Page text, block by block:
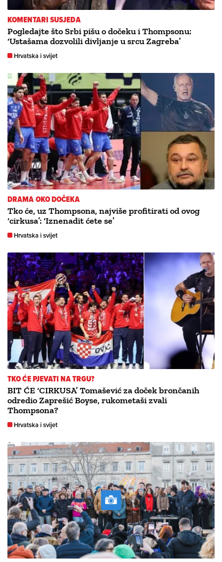
KOMENTARI SUSJEDA
Pogledajte što Srbi pišu o dočeku i Thompsonu:
‘Ustašama dozvolili divljanje u srcu Zagreba’
Hrvatska i svijet
DRAMA OKO DOČEKA
Tko će, uz Thompsona, najviše profitirati od ovog
‘cirkusa’: ‘Iznenadit ćete se’
Hrvatska i svijet
TKO ĆE PJEVATI NA TRGU?
BIT ĆE ‘CIRKUSA’ Tomašević za doček brončanih
odredio Zaprešić Boyse, rukometaši zvali
Thompsona?
Hrvatska i svijet